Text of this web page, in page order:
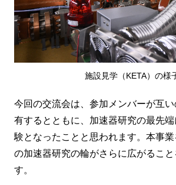
施設見学（KETA）の様
今回の交流会は、参加メンバーが互
有するとともに、加速器研究の最先
験となったことと思われます。本事
の加速器研究の輪がさらに広がること
す。